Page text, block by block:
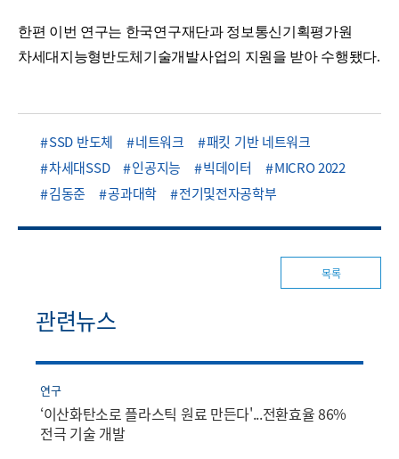
한편 이번 연구는 한국연구재단과 정보통신기획평가원
차세대지능형반도체기술개발사업의 지원을 받아 수행됐다.
SSD 반도체 네트워크
패킷 기반 네트워크
차세대SSD
인공지능 빅데이터
MICRO 2022
김동준
공과대학 전기및전자공학부
목록
관련뉴스
연구
‘이산화탄소로 플라스틱 원료 만든다'...전환효율 86%
전극 기술 개발